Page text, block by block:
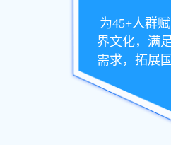
为45+人群
界文化，满
需求，拓展